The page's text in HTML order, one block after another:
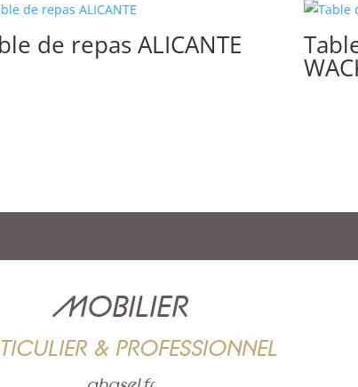
de repas ALICANTE
MOBILIER
& PROFESSIONNEL